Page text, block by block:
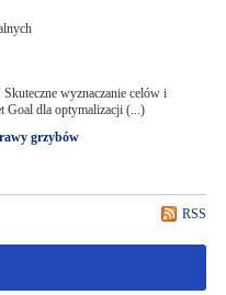
wyznaczanie celów i
Goal dla optymalizacji (...)
grzybów
RSS